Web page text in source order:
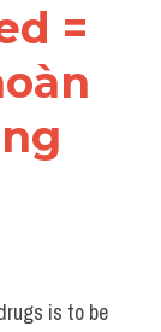
=
is to be